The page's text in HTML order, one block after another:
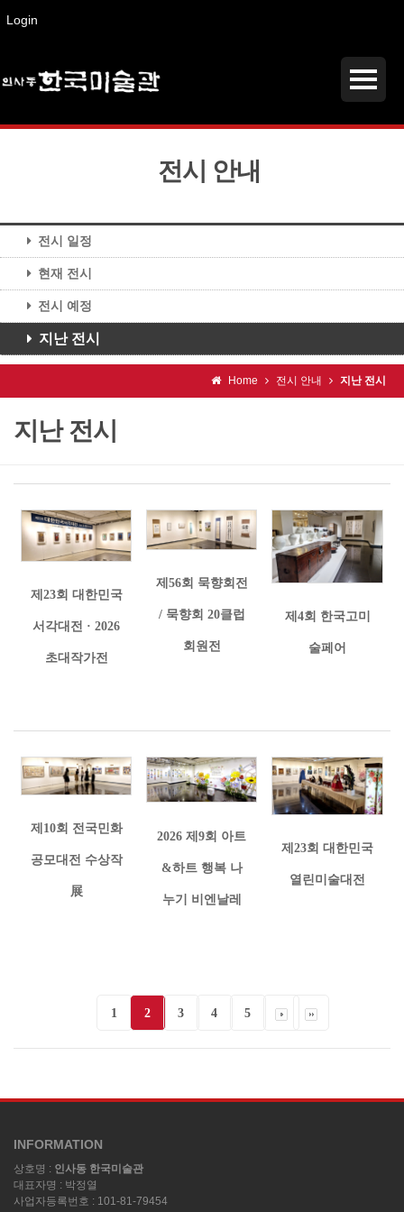
Login
전시 안내
전시 일정
현재 전시
전시 예정
지난 전시
Home 전시 안내 지난 전시
지난 전시
제23회 대한민국
서각대전 · 2026
초대작가전
제56회 묵향회전
/ 묵향회 20클럽
회원전
제4회 한국고미
술페어
제10회 전국민화
공모대전 수상작
展
2026 제9회 아트
&하트 행복 나
누기 비엔날레
제23회 대한민국
열린미술대전
1 2 3 4 5
INFORMATION
상호명 : 인사동 한국미술관
대표자명 : 박정열
사업자등록번호 : 101-81-79454